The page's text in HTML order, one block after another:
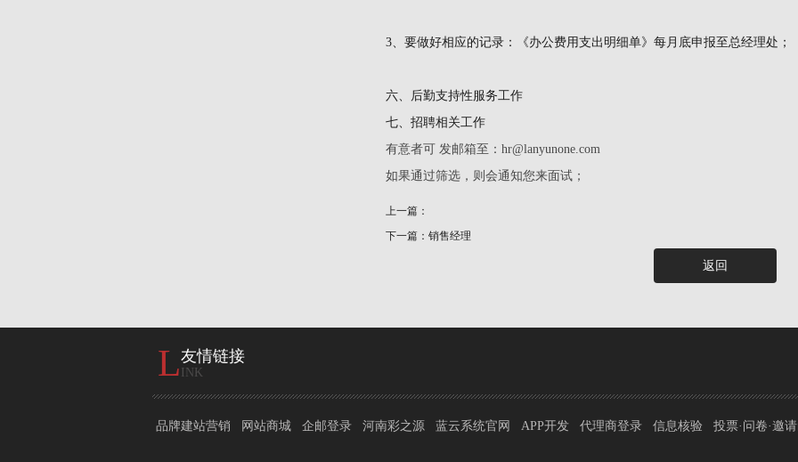
3、要做好相应的记录：《办公费用支出明细单》每月底申报至总经理处；
六、后勤支持性服务工作
七、招聘相关工作
有意者可 发邮箱至：hr@lanyunone.com
如果通过筛选，则会通知您来面试；
上一篇：
下一篇：销售经理
返回
L友情链接
INK
品牌建站营销 网站商城 企邮登录 河南彩之源 蓝云系统官网 APP开发 代理商登录 信息核验 投票·问卷·邀